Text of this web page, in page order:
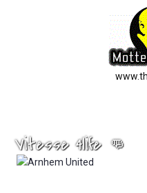
Vitesse 4life 👊